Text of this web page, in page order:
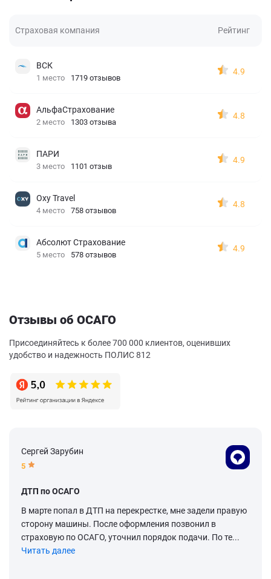
Страховая компания Рейтинг
ВСК
1 место 1719 отзывов
4.9
АльфаСтрахование
2 место 1303 отзыва
4.8
ПАРИ
3 место 1101 отзыв
4.9
Oxy Travel
4 место 758 отзывов
4.8
Абсолют Страхование
5 место 578 отзывов
4.9
Отзывы об ОСАГО
Присоединяйтесь к более 700 000 клиентов, оценивших
удобство и надежность ПОЛИС 812
Сергей Зарубин
5
ДТП по ОСАГО
В марте попал в ДТП на перекрестке, мне задели правую
сторону машины. После оформления позвонил в
страховую по ОСАГО, уточнил порядок подачи. По те...
Читать далее